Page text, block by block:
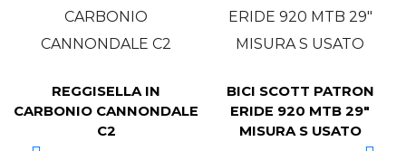
REGGISELLA IN
CARBONIO CANNONDALE
C2
BICI SCOTT PATRON
ERIDE 920 MTB 29″
MISURA S USATO